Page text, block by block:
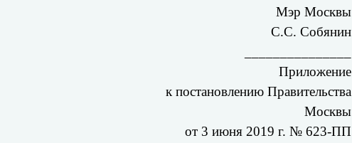
Мэр Москвы
С.С. Собянин
Приложение
к постановлению Правительства
Москвы
от 3 июня 2019 г. № 623-ПП